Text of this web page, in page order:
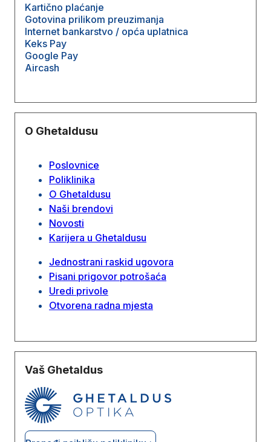
Kartično plaćanje
Gotovina prilikom preuzimanja
Internet bankarstvo / opća uplatnica
Keks Pay
Google Pay
Aircash
O Ghetaldusu
Poslovnice
Poliklinika
O Ghetaldusu
Naši brendovi
Novosti
Karijera u Ghetaldusu
Jednostrani raskid ugovora
Pisani prigovor potrošaća
Uredi privole
Otvorena radna mjesta
Vaš Ghetaldus